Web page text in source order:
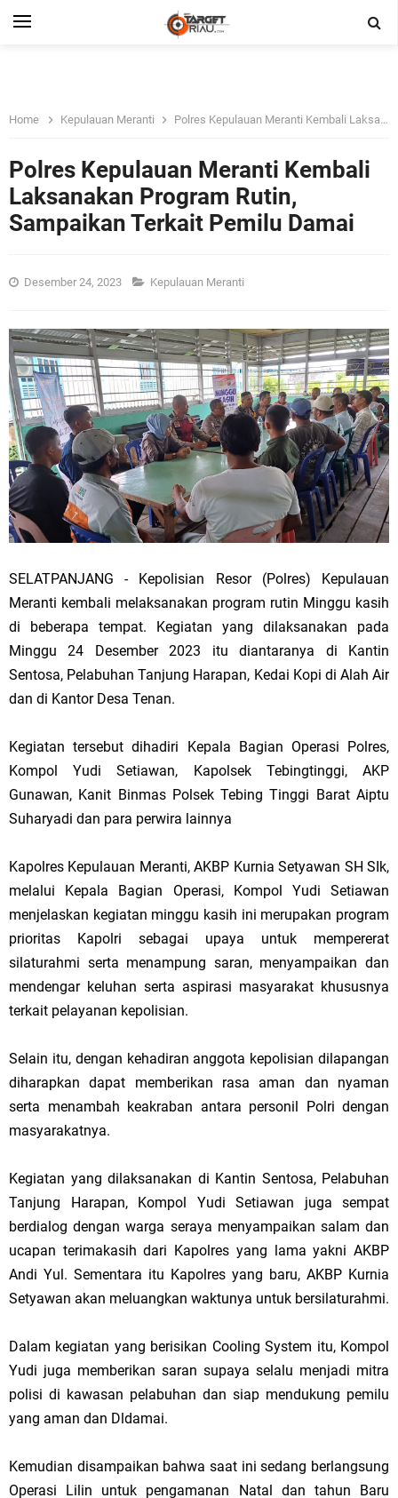
Home Kepulauan Meranti Polres Kepulauan Meranti Kembali Laksanakan Program Rutin, Sampaikan Terkait Pemilu Damai
Polres Kepulauan Meranti Kembali
Laksanakan Program Rutin,
Sampaikan Terkait Pemilu Damai
Desember 24, 2023 Kepulauan Meranti
SELATPANJANG - Kepolisian Resor (Polres) Kepulauan
Meranti kembali melaksanakan program rutin Minggu kasih
di beberapa tempat. Kegiatan yang dilaksanakan pada
Minggu 24 Desember 2023 itu diantaranya di Kantin
Sentosa, Pelabuhan Tanjung Harapan, Kedai Kopi di Alah Air
dan di Kantor Desa Tenan.
Kegiatan tersebut dihadiri Kepala Bagian Operasi Polres,
Kompol Yudi Setiawan, Kapolsek Tebingtinggi, AKP
Gunawan, Kanit Binmas Polsek Tebing Tinggi Barat Aiptu
Suharyadi dan para perwira lainnya
Kapolres Kepulauan Meranti, AKBP Kurnia Setyawan SH SIk,
melalui Kepala Bagian Operasi, Kompol Yudi Setiawan
menjelaskan kegiatan minggu kasih ini merupakan program
prioritas Kapolri sebagai upaya untuk mempererat
silaturahmi serta menampung saran, menyampaikan dan
mendengar keluhan serta aspirasi masyarakat khususnya
terkait pelayanan kepolisian.
Selain itu, dengan kehadiran anggota kepolisian dilapangan
diharapkan dapat memberikan rasa aman dan nyaman
serta menambah keakraban antara personil Polri dengan
masyarakatnya.
Kegiatan yang dilaksanakan di Kantin Sentosa, Pelabuhan
Tanjung Harapan, Kompol Yudi Setiawan juga sempat
berdialog dengan warga seraya menyampaikan salam dan
ucapan terimakasih dari Kapolres yang lama yakni AKBP
Andi Yul. Sementara itu Kapolres yang baru, AKBP Kurnia
Setyawan akan meluangkan waktunya untuk bersilaturahmi.
Dalam kegiatan yang berisikan Cooling System itu, Kompol
Yudi juga memberikan saran supaya selalu menjadi mitra
polisi di kawasan pelabuhan dan siap mendukung pemilu
yang aman dan Dldamai.
Kemudian disampaikan bahwa saat ini sedang berlangsung
Operasi Lilin untuk pengamanan Natal dan tahun Baru